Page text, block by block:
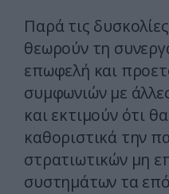
Παρά τις
θεωρούν τη
επωφελή και
συμφωνιών με
και εκτιμούν ότι
καθοριστικά την
στρατιωτικών μη
συστημάτων τα